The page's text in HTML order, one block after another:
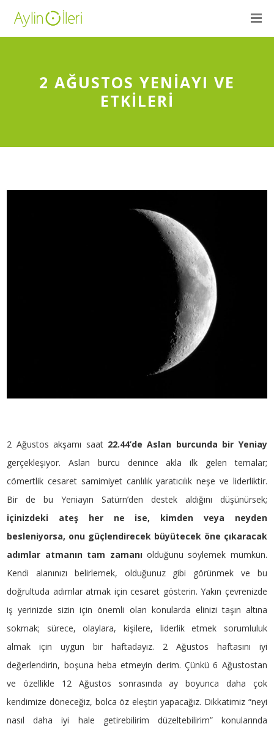
2 AĞUSTOS YENIAYI VE
ETKILERI
2 Ağustos akşamı saat 22.44’de Aslan burcunda bir Yeniay
gerçekleşiyor. Aslan burcu denince akla ilk gelen temalar;
cömertlik cesaret samimiyet canlılık yaratıcılık neşe ve liderliktir.
Bir de bu Yeniayın Satürn’den destek aldığını düşünürsek;
içinizdeki ateş her ne ise, kimden veya neyden
besleniyorsa, onu güçlendirecek büyütecek öne çıkaracak
adımlar atmanın tam zamanıolduğunu söylemek mümkün.
Kendi alanınızı belirlemek, olduğunuz gibi görünmek ve bu
doğrultuda adımlar atmak için cesaret gösterin. Yakın çevrenizde
iş yerinizde sizin için önemli olan konularda elinizi taşın altına
sokmak; sürece, olaylara, kişilere, liderlik etmek sorumluluk
almak için uygun bir haftadayız. 2 Ağustos haftasını iyi
değerlendirin, boşuna heba etmeyin derim. Çünkü 6 Ağustostan
ve özellikle 12 Ağustos sonrasında ay boyunca daha çok
kendimize döneceğiz, bolca öz eleştiri yapacağız. Dikkatimiz “neyi
nasıl daha iyi hale getirebilirim düzeltebilirim” konularında